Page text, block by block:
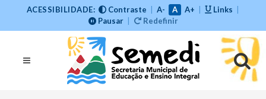
ACESSIBILIDADE: Contraste A- A A+ Links
Pausar
Redefinir